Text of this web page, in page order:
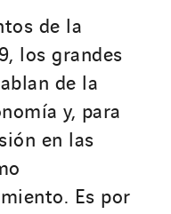
de la
los grandes
de la
y, para
en las
Es por